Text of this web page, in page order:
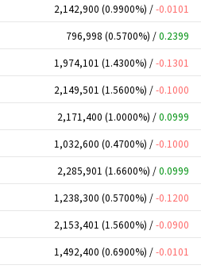
2,142,900 (0.9900%) /-0.0101
796,998 (0.5700%) /0.2399
1,974,101 (1.4300%) /-0.1301
2,149,501 (1.5600%) /-0.1000
2,171,400 (1.0000%) /0.0999
1,032,600 (0.4700%) /-0.1000
2,285,901 (1.6600%) /0.0999
1,238,300 (0.5700%) /-0.1200
2,153,401 (1.5600%) /-0.0900
1,492,400 (0.6900%) /-0.0101